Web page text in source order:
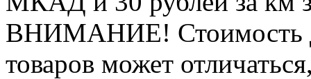
ВНИМАНИЕ! Стоимость
товаров может